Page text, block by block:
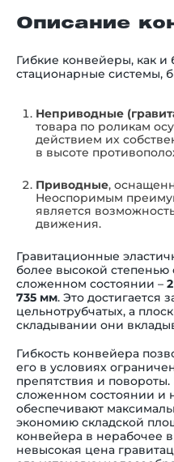
Описание
Гибкие конвейеры, как
стационарные системы,
Неприводные
товара по роликам
действием их
в высоте
Приводные,
Неоспоримым
является
движения.
Гравитационные
более высокой степенью
сложенном состоянии –
735 мм. Это достигается
цельнотрубчатых, а
складывании они
Гибкость конвейера
его в условиях
препятствия и
сложенном состоянии и
обеспечивают
экономию складской
конвейера в нерабочее
невысокая цена